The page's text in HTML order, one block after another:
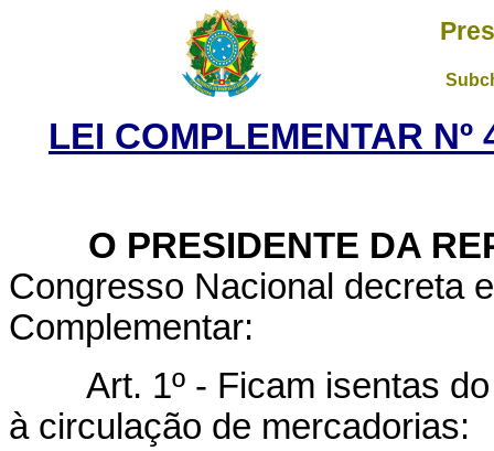
LEI COMPLEMENTAR Nº
O PRESIDENTE DA
Congresso Nacional decreta
Complementar:
Art. 1º - Ficam isentas
à circulação de mercadorias: